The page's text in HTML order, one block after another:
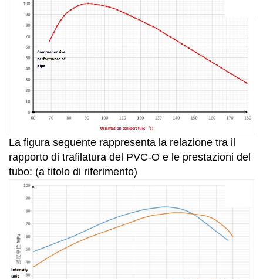
La figura seguente rappresenta la relazione tra il
rapporto di trafilatura del PVC-O e le prestazioni del
tubo: (a titolo di riferimento)